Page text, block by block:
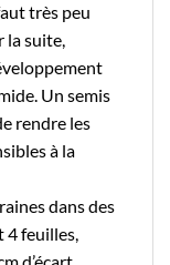
très peu
la suite,
Un semis
rendre les
à la
dans des
4 feuilles,